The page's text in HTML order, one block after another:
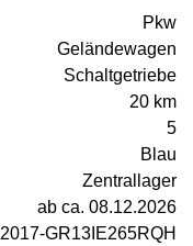
Pkw
Geländewagen
Schaltgetriebe
20 km
5
Blau
Zentrallager
ab ca. 08.12.2026
2017-GR13IE265RQH